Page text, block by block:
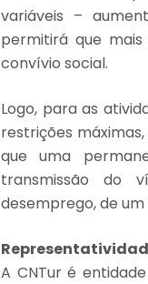
variáveis –
permitirá que
convívio social.
Logo, para as
restrições
que uma
transmissão do
desemprego, de
A CNTur é